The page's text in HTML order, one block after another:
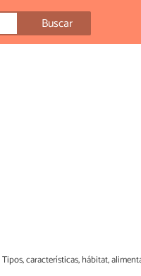
Buscar
características, hábitat,